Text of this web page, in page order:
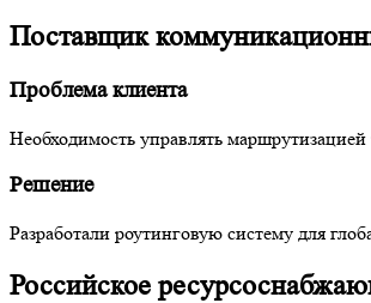
Поставщик
Проблема клиента
Необходимость управлять
Решение
Разработали роутинговую систему для
Российское